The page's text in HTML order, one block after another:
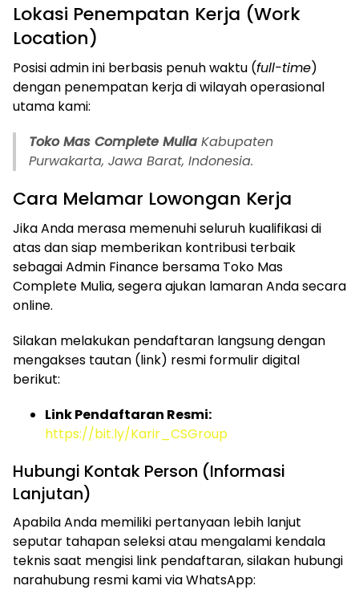
Lokasi Penempatan Kerja (Work
Location)
Posisi admin ini berbasis penuh waktu (full-time)
dengan penempatan kerja di wilayah operasional
utama kami:
Toko Mas Complete Mulia Kabupaten
Purwakarta, Jawa Barat, Indonesia.
Cara Melamar Lowongan Kerja
Jika Anda merasa memenuhi seluruh kualifikasi di
atas dan siap memberikan kontribusi terbaik
sebagai Admin Finance bersama Toko Mas
Complete Mulia, segera ajukan lamaran Anda secara
online.
Silakan melakukan pendaftaran langsung dengan
mengakses tautan (link) resmi formulir digital
berikut:
Link Pendaftaran Resmi:
https://bit.ly/Karir_CSGroup
Hubungi Kontak Person (Informasi
Lanjutan)
Apabila Anda memiliki pertanyaan lebih lanjut
seputar tahapan seleksi atau mengalami kendala
teknis saat mengisi link pendaftaran, silakan hubungi
narahubung resmi kami via WhatsApp: